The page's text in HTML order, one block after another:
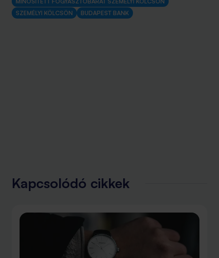
SZEMÉLYI KÖLCSÖN
BUDAPEST BANK
Kapcsolódó cikkek